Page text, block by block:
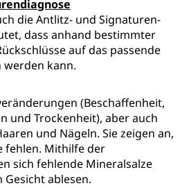
die Antlitz- und Signaturen-
dass anhand bestimmter
auf das passende
werden kann.
(Beschaffenheit,
und Trockenheit), aber auch
und Nägeln. Sie zeigen an,
fehlen. Mithilfe der
sich fehlende Mineralsalze
ablesen.